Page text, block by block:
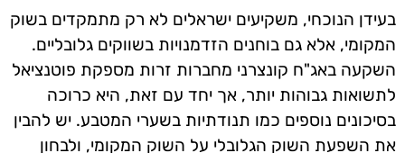
בעידן הנוכחי, משקיעים ישראלים לא רק מתמקדים בשוק
המקומי, אלא גם בוחנים הזדמנויות בשווקים גלובליים.
השקעה באג"ח קונצרני מחברות זרות מספקת פוטנציאל
לתשואות גבוהות יותר, אך יחד עם זאת, היא כרוכה
בסיכונים נוספים כמו תנודתיות בשערי המטבע. יש להבין
את השפעת השוק הגלובלי על השוק המקומי, ולבחון